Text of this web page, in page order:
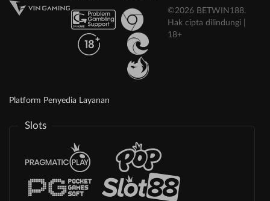
©2026 BETWIN188.
Hak cipta dilindungi |
18+
Platform Penyedia Layanan
Slots